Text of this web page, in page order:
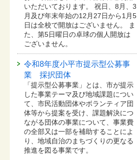
いただいております。 祝日、8月、3
月及び年末年始の12月27日から1月5
日は全校で開放はございません。 ま
た、第5日曜日の卓球の個人開放は
ございません。
令和8年度小平市提示型公募事
業 採択団体
「提示型公募事業」とは、市が提示
した事業テーマ及び地域課題につい
て、市民活動団体やボランティア団
体等から提案を受け、課題解決につ
ながる団体の事業について、事業費
の全部又は一部を補助することによ
り、地域自治のまちづくりの更なる
推進を図る事業です。